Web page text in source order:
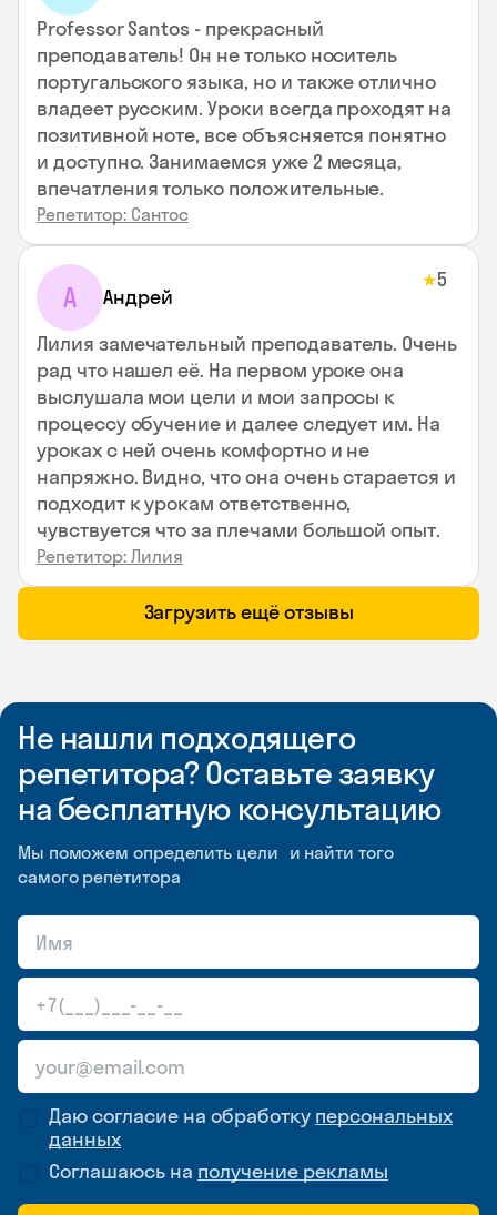
Professor Santos - прекрасный
преподаватель! Он не только носитель
португальского языка, но и также отлично
владеет русским. Уроки всегда проходят на
позитивной ноте, все объясняется понятно
и доступно. Занимаемся уже 2 месяца,
впечатления только положительные.
Репетитор: Сантос
А Андрей
★5
Лилия замечательный преподаватель. Очень
рад что нашел её. На первом уроке она
выслушала мои цели и мои запросы к
процессу обучение и далее следует им. На
уроках с ней очень комфортно и не
напряжно. Видно, что она очень старается и
подходит к урокам ответственно,
чувствуется что за плечами большой опыт.
Репетитор: Лилия
Загрузить ещё отзывы
Не нашли подходящего
репетитора? Оставьте заявку
на бесплатную консультацию
Мы поможем определить цели и найти того
самого репетитора
Даю согласие на обработку персональных
данных
Соглашаюсь на получение рекламы